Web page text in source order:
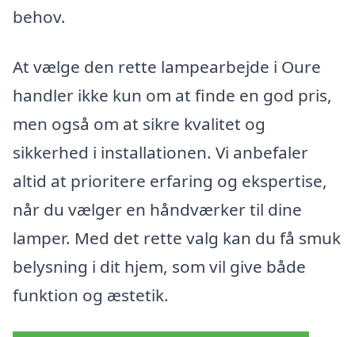
behov.
At vælge den rette lampearbejde i Oure
handler ikke kun om at finde en god pris,
men også om at sikre kvalitet og
sikkerhed i installationen. Vi anbefaler
altid at prioritere erfaring og ekspertise,
når du vælger en håndværker til dine
lamper. Med det rette valg kan du få smuk
belysning i dit hjem, som vil give både
funktion og æstetik.